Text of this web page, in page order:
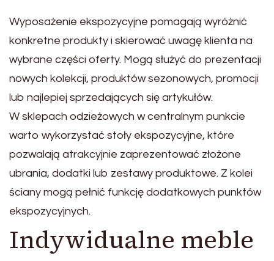
Wyposażenie ekspozycyjne pomagają wyróżnić
konkretne produkty i skierować uwagę klienta na
wybrane części oferty. Mogą służyć do prezentacji
nowych kolekcji, produktów sezonowych, promocji
lub najlepiej sprzedających się artykułów.
W sklepach odzieżowych w centralnym punkcie
warto wykorzystać stoły ekspozycyjne, które
pozwalają atrakcyjnie zaprezentować złożone
ubrania, dodatki lub zestawy produktowe. Z kolei
ściany mogą pełnić funkcję dodatkowych punktów
ekspozycyjnych.
Indywidualne meble